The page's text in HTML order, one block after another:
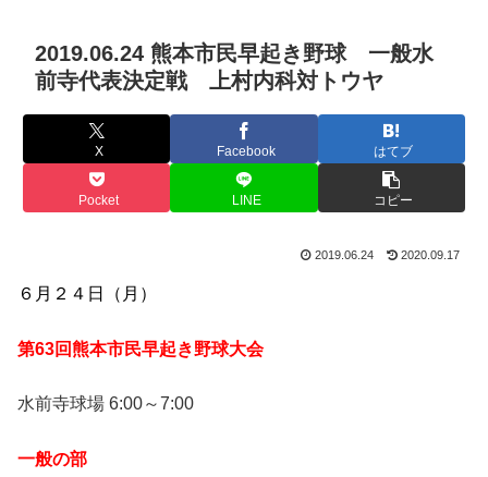
2019.06.24 熊本市民早起き野球 一般水
前寺代表決定戦 上村内科対トウヤ
X Facebook はてブ
Pocket LINE コピー
2019.06.24 2020.09.17
６月２４日（月）
第63回熊本市民早起き野球大会
水前寺球場 6:00～7:00
一般の部